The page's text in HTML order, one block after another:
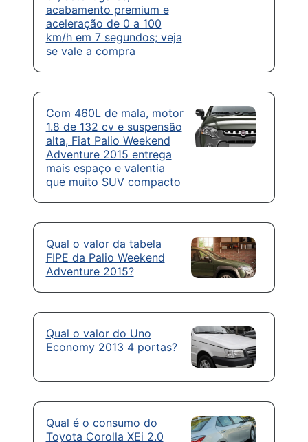
acabamento premium e
aceleração de 0 a 100
km/h em 7 segundos; veja
se vale a compra
Com 460L de mala, motor
1.8 de 132 cv e suspensão
alta, Fiat Palio Weekend
Adventure 2015 entrega
mais espaço e valentia
que muito SUV compacto
Qual o valor da tabela
FIPE da Palio Weekend
Adventure 2015?
Qual o valor do Uno
Economy 2013 4 portas?
Qual é o consumo do
Toyota Corolla XEi 2.0